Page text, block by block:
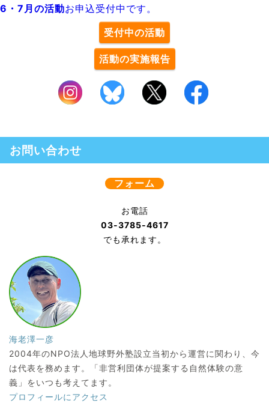
6・7月の活動お申込受付中です。
受付中の活動
活動の実施報告
お問い合わせ
フォーム
お電話
03-3785-4617
でも承れます。
海老澤一彦
2004年のNPO法人地球野外塾設立当初から運営に関わり、今
は代表を務めます。「非営利団体が提案する自然体験の意
義」をいつも考えてます。
プロフィールにアクセス